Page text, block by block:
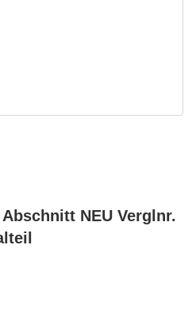
NEU Verglnr.